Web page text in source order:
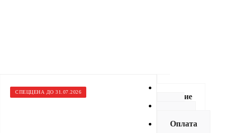
СПЕЦЦЕНА ДО 31.07.2026
Описание
Оплата